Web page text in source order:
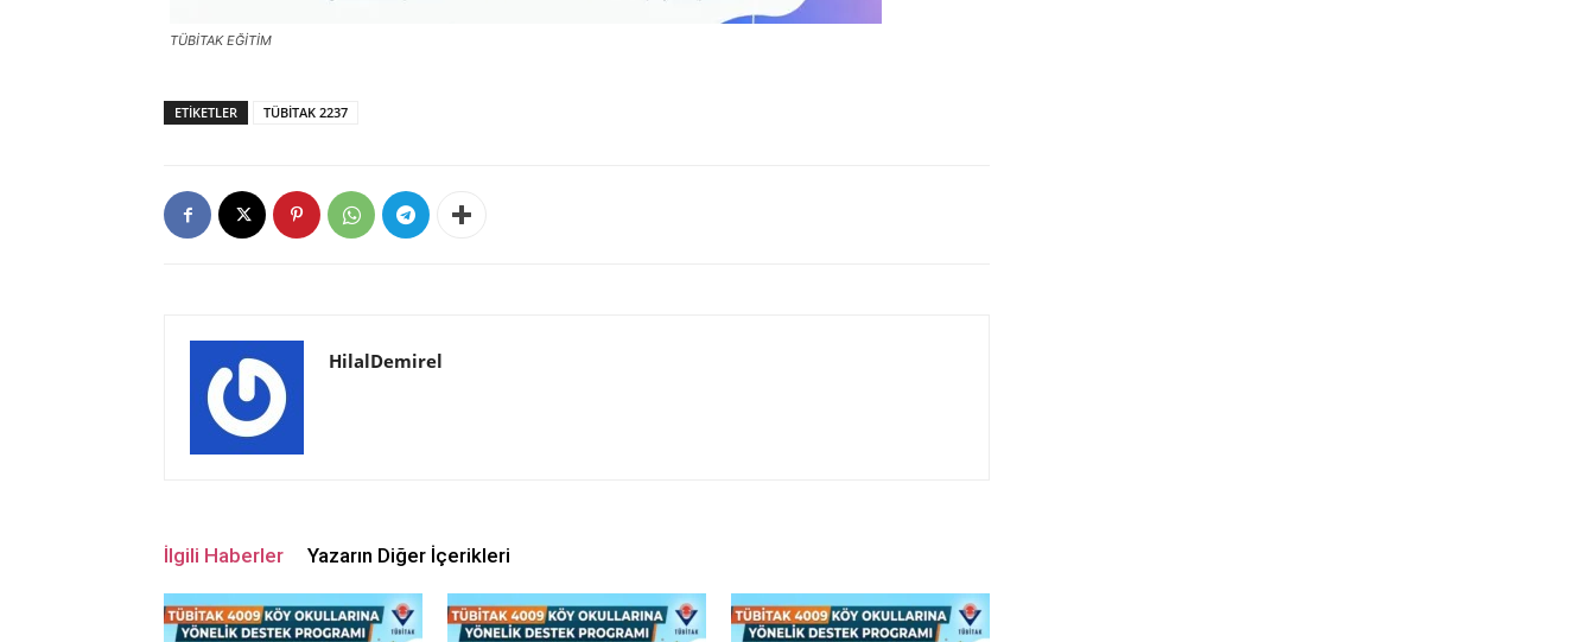
TÜBİTAK EĞİTİM
ETIKETLER TÜBİTAK 2237
HilalDemirel
İlgili Haberler Yazarın Diğer İçerikleri